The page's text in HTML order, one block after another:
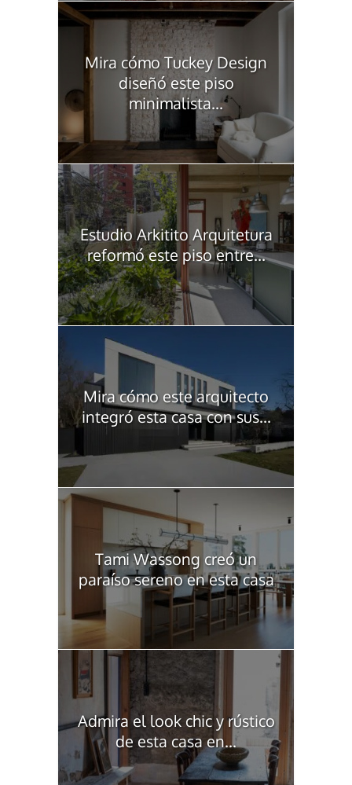
Mira cómo Tuckey Design
diseñó este piso
minimalista...
Estudio Arkitito Arquitetura
reformó este piso entre...
Mira cómo este arquitecto
integró esta casa con sus...
Tami Wassong creó un
paraíso sereno en esta casa
Admira el look chic y rústico
de esta casa en...